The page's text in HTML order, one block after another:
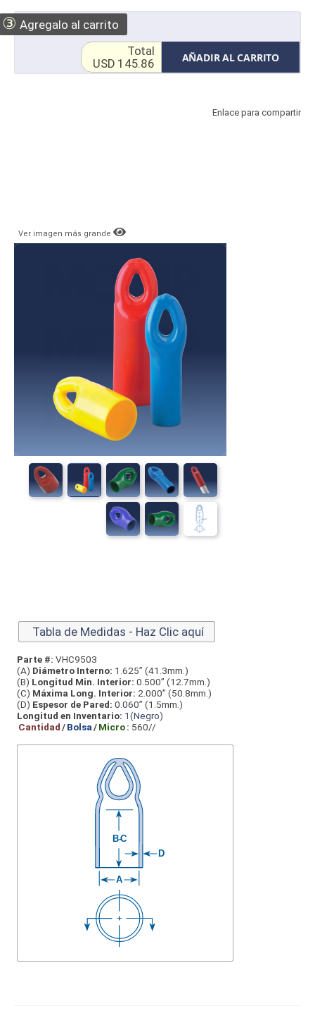
③ Agregalo al carrito
AÑADIR AL CARRITO
Total
USD 145.86
Enlace para compartir
Ver imagen más grande
Tabla de Medidas - Haz Clic aquí
Parte #: VHC9503
(A) Diámetro Interno: 1.625” (41.3mm.)
(B) Longitud Min. Interior: 0.500” (12.7mm.)
(C) Máxima Long. Interior: 2.000” (50.8mm.)
(D) Espesor de Pared: 0.060” (1.5mm.)
Longitud en Inventario: 1(Negro)
Cantidad/Bolsa/Micro: 560//